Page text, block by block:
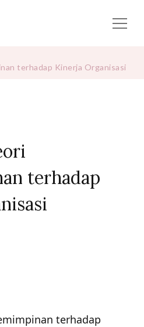
terhadap Kinerja Organisasi
terhadap
terhadap